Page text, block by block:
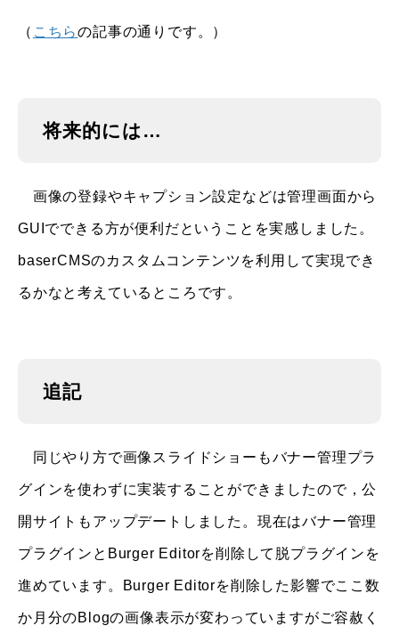
（ こちらの記事の通りです。）
将来的には…
画像の登録やキャプション設定などは管理画面から
GUIでできる方が便利だということを実感しました。
baserCMSのカスタムコンテンツを利用して実現でき
るかなと考えているところです。
追記
同じやり方で画像スライドショーもバナー管理プラ
グインを使わずに実装することができましたので，公
開サイトもアップデートしました。現在はバナー管理
プラグインとBurger Editorを削除して脱プラグインを
進めています。Burger Editorを削除した影響でここ数
か月分のBlogの画像表示が変わっていますがご容赦く